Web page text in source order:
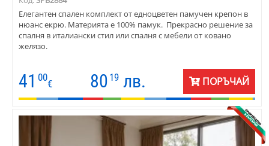
Елегантен спален комплект от едноцветен памучен крепон в
нюанс екрю. Материята е 100% памук. Прекрасно решение за
спалня в италиански стил или спалня с мебели от ковано
желязо.
41 00
€ 80 19лв. ПОРЪЧАЙ